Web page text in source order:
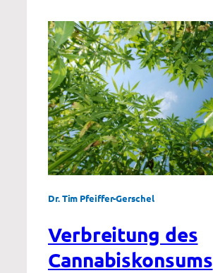
Dr. Tim Pfeiffer-Gerschel
Verbreitung des
Cannabiskonsums